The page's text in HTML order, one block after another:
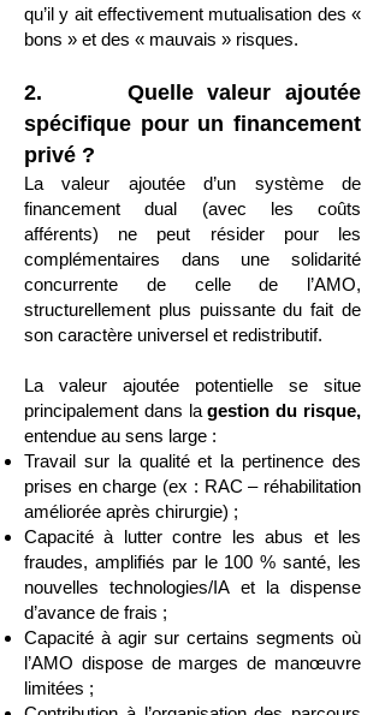
qu’il y ait effectivement mutualisation des «
bons » et des « mauvais » risques.
2. Quelle valeur ajoutée
spécifique pour un financement
privé ?
La valeur ajoutée d’un système de
financement dual (avec les coûts
afférents) ne peut résider pour les
complémentaires dans une solidarité
concurrente de celle de l’AMO,
structurellement plus puissante du fait de
son caractère universel et redistributif.
La valeur ajoutée potentielle se situe
principalement dans lagestion du risque,
entendue au sens large :
Travail sur la qualité et la pertinence des
prises en charge (ex : RAC – réhabilitation
améliorée après chirurgie) ;
Capacité à lutter contre les abus et les
fraudes, amplifiés par le 100 % santé, les
nouvelles technologies/IA et la dispense
d’avance de frais ;
Capacité à agir sur certains segments où
l’AMO dispose de marges de manœuvre
limitées ;